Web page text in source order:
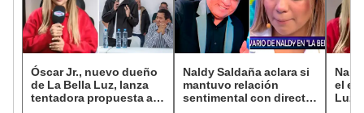
Óscar Jr., nuevo dueño
de La Bella Luz, lanza
tentadora propuesta a
Naldy Saldaña aclara si
mantuvo relación
sentimental con director
el
Luz